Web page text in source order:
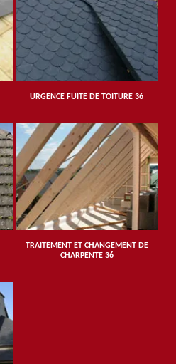
URGENCE FUITE DE TOITURE 36
TRAITEMENT ET CHANGEMENT DE
CHARPENTE 36